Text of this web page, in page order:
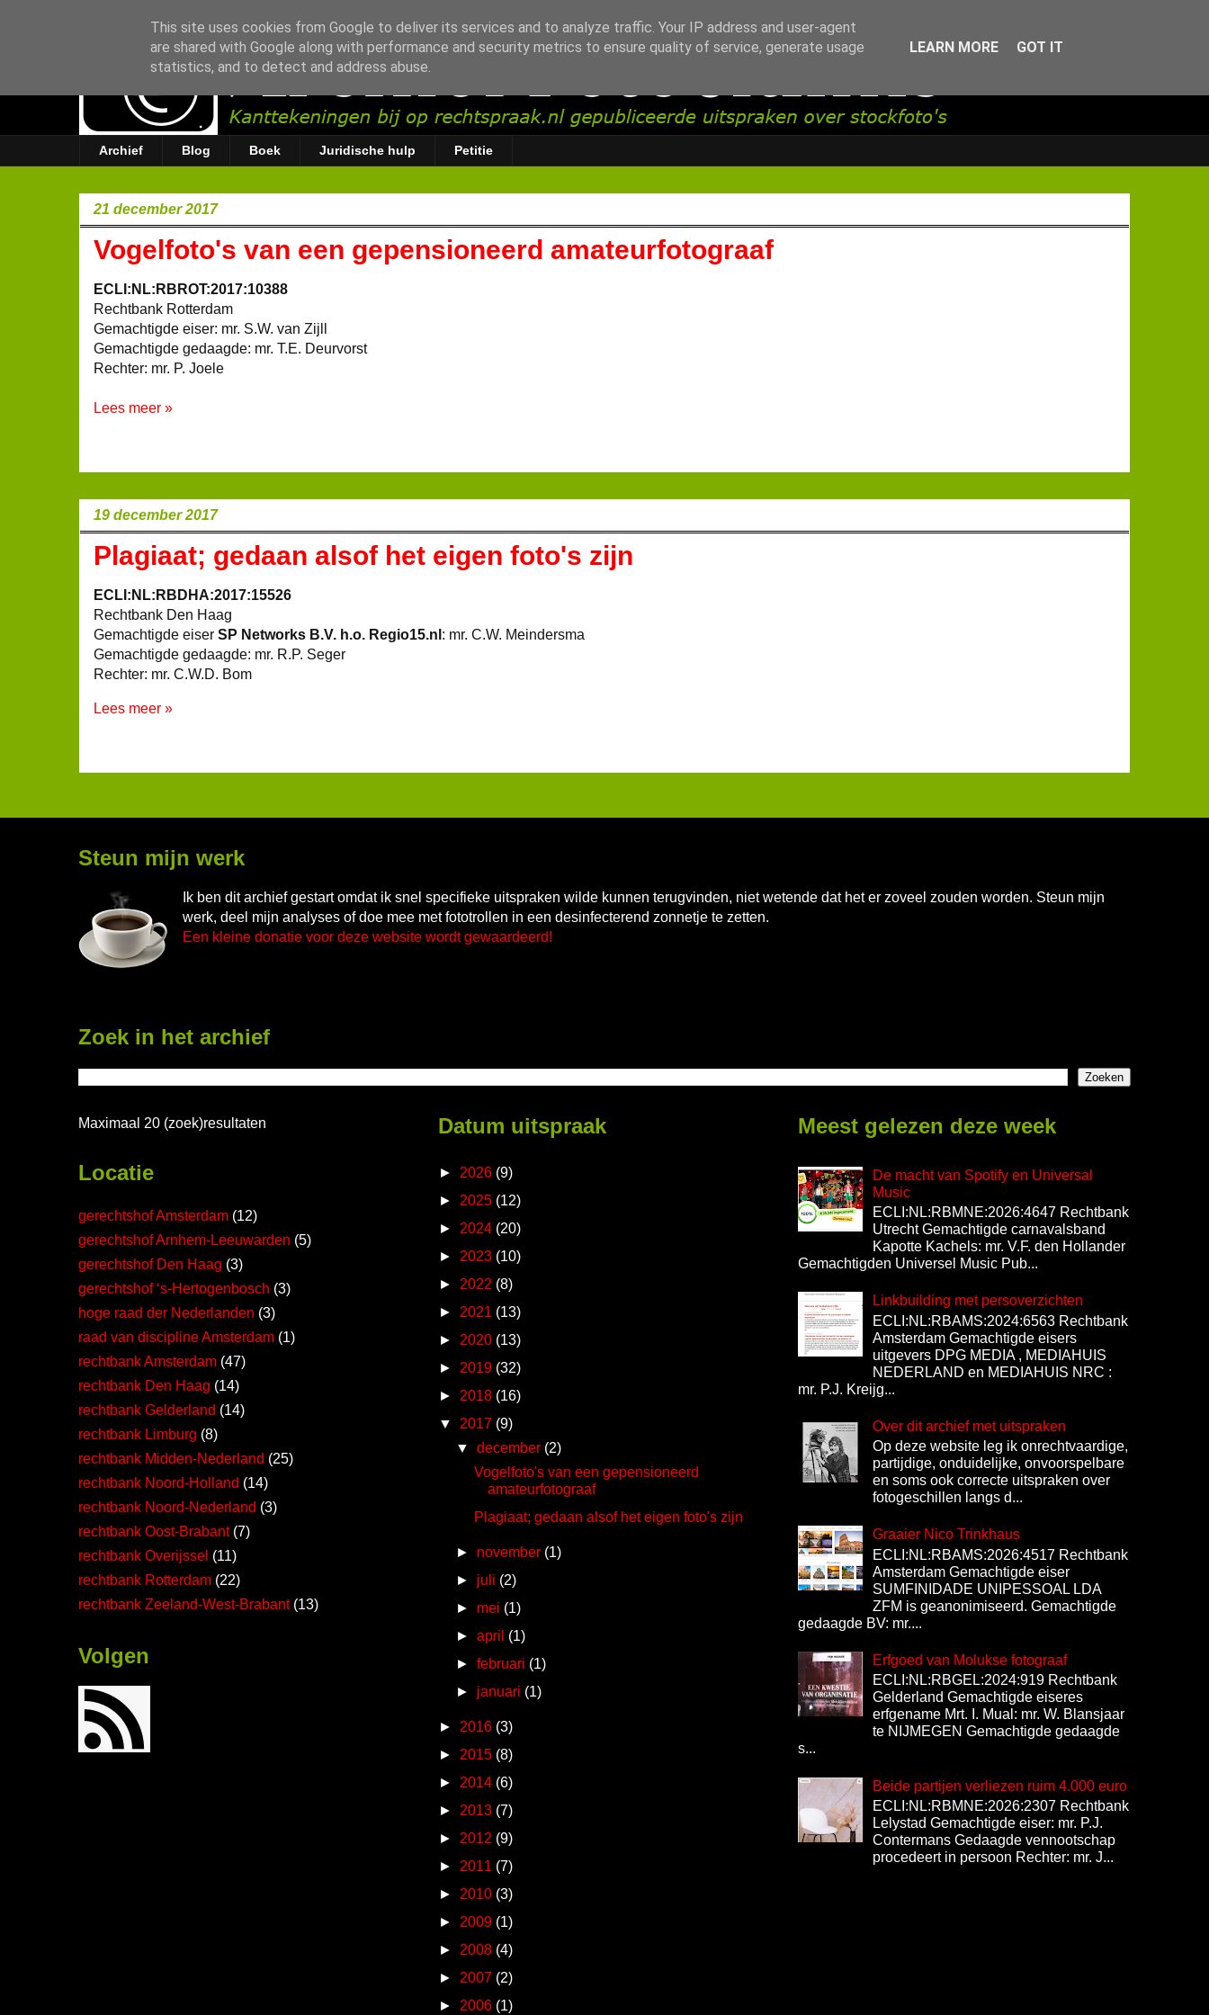
Archief Blog Boek Juridische hulp Petitie
21 december 2017
Vogelfoto's van een gepensioneerd amateurfotograaf
ECLI:NL:RBROT:2017:10388
Rechtbank Rotterdam
Gemachtigde eiser: mr. S.W. van Zijll
Gemachtigde gedaagde: mr. T.E. Deurvorst
Rechter: mr. P. Joele
Lees meer »
19 december 2017
Plagiaat; gedaan alsof het eigen foto's zijn
ECLI:NL:RBDHA:2017:15526
Rechtbank Den Haag
Gemachtigde eiser SP Networks B.V. h.o. Regio15.nl : mr. C.W. Meindersma
Gemachtigde gedaagde: mr. R.P. Seger
Rechter: mr. C.W.D. Bom
Lees meer »
Steun mijn werk
Ik ben dit archief gestart omdat ik snel specifieke uitspraken wilde kunnen terugvinden, niet wetende dat het er zoveel zouden worden. Steun mijn
werk, deel mijn analyses of doe mee met fototrollen in een desinfecterend zonnetje te zetten.
Een kleine donatie voor deze website wordt gewaardeerd!
Zoek in het archief
Maximaal 20 (zoek)resultaten
Locatie
gerechtshof Amsterdam (12)
gerechtshof Arnhem-Leeuwarden (5)
gerechtshof Den Haag (3)
gerechtshof ‘s-Hertogenbosch (3)
hoge raad der Nederlanden (3)
raad van discipline Amsterdam (1)
rechtbank Amsterdam (47)
rechtbank Den Haag (14)
rechtbank Gelderland (14)
rechtbank Limburg (8)
rechtbank Midden-Nederland (25)
rechtbank Noord-Holland (14)
rechtbank Noord-Nederland (3)
rechtbank Oost-Brabant (7)
rechtbank Overijssel (11)
rechtbank Rotterdam (22)
rechtbank Zeeland-West-Brabant (13)
Volgen
Datum uitspraak
► 2026 (9)
► 2025 (12)
► 2024 (20)
► 2023 (10)
► 2022 (8)
► 2021 (13)
► 2020 (13)
► 2019 (32)
► 2018 (16)
▼ 2017 (9)
▼december (2)
Vogelfoto's van een gepensioneerd
amateurfotograaf
Plagiaat; gedaan alsof het eigen foto's zijn
► november (1)
► juli (2)
► mei (1)
►april (1)
►februari (1)
► januari (1)
► 2016 (3)
► 2015 (8)
► 2014 (6)
► 2013 (7)
► 2012 (9)
► 2011 (7)
► 2010 (3)
► 2009 (1)
► 2008 (4)
► 2007 (2)
► 2006 (1)
Meest gelezen deze week
De macht van Spotify en Universal
Music
ECLI:NL:RBMNE:2026:4647 Rechtbank
Utrecht Gemachtigde carnavalsband
Kapotte Kachels: mr. V.F. den Hollander
Gemachtigden Universel Music Pub...
Linkbuilding met persoverzichten
ECLI:NL:RBAMS:2024:6563 Rechtbank
Amsterdam Gemachtigde eisers
uitgevers DPG MEDIA , MEDIAHUIS
NEDERLAND en MEDIAHUIS NRC :
mr. P.J. Kreijg...
Over dit archief met uitspraken
Op deze website leg ik onrechtvaardige,
partijdige, onduidelijke, onvoorspelbare
en soms ook correcte uitspraken over
fotogeschillen langs d...
Graaier Nico Trinkhaus
ECLI:NL:RBAMS:2026:4517 Rechtbank
Amsterdam Gemachtigde eiser
SUMFINIDADE UNIPESSOAL LDA
ZFM is geanonimiseerd. Gemachtigde
gedaagde BV: mr....
Erfgoed van Molukse fotograaf
ECLI:NL:RBGEL:2024:919 Rechtbank
Gelderland Gemachtigde eiseres
erfgename Mrt. I. Mual: mr. W. Blansjaar
te NIJMEGEN Gemachtigde gedaagde
s...
Beide partijen verliezen ruim 4.000 euro
ECLI:NL:RBMNE:2026:2307 Rechtbank
Lelystad Gemachtigde eiser: mr. P.J.
Contermans Gedaagde vennootschap
procedeert in persoon Rechter: mr. J...
This site uses cookies from Google to deliver its services and to analyze traffic. Your IP address and user-agent
are shared with Google along with performance and security metrics to ensure quality of service, generate usage
statistics, and to detect and address abuse.
LEARN MORE GOT IT